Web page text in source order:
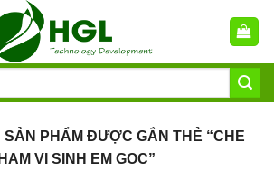
SẢN PHẨM ĐƯỢC GẮN THẺ “CHE
VI SINH EM GOC”